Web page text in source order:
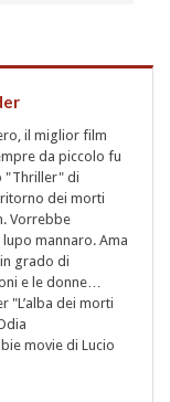
il miglior film
da piccolo fu
"Thriller" di
ritorno dei morti
Vorrebbe
mannaro. Ama
grado di
e le donne…
"L’alba dei morti
movie di Lucio